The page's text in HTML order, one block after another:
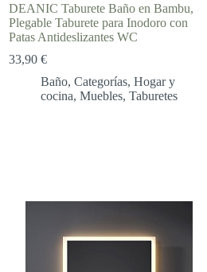
DEANIC Taburete Baño en Bambu,
Plegable Taburete para Inodoro con
Patas Antideslizantes WC
33,90€
Baño,Categorías,Hogar y
cocina,Muebles,Taburetes